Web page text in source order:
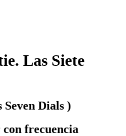
Las Siete
Dials )
frecuencia